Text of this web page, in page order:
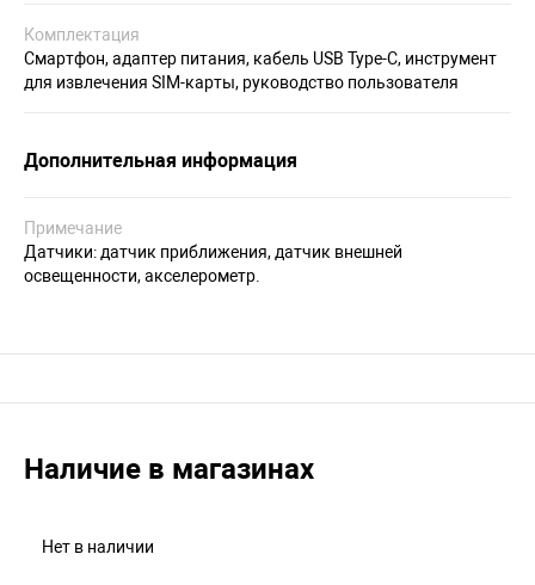
Комплектация
Смартфон, адаптер питания, кабель USB Type-C, инструмент
для извлечения SIM-карты, руководство пользователя
Дополнительная информация
Примечание
Датчики: датчик приближения, датчик внешней
освещенности, акселерометр.
Наличие в магазинах
Нет в наличии